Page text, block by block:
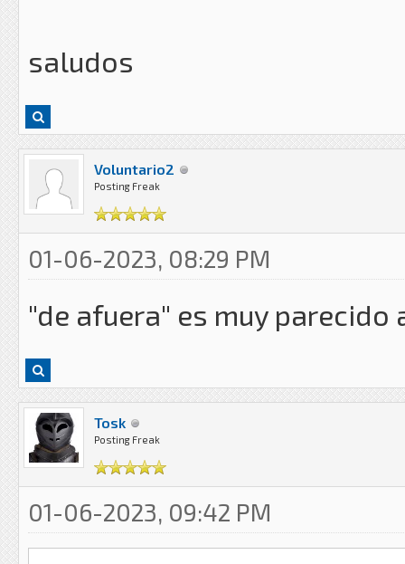
saludos
Voluntario2
Posting Freak
01-06-2023, 08:29 PM
"de afuera" es muy parecido
Tosk
Posting Freak
01-06-2023, 09:42 PM